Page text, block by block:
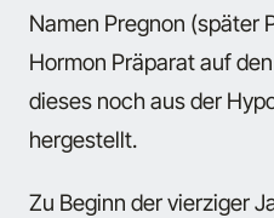
Namen Pregnon (später
Hormon Präparat auf
dieses noch aus der
hergestellt.
Zu Beginn der vierziger